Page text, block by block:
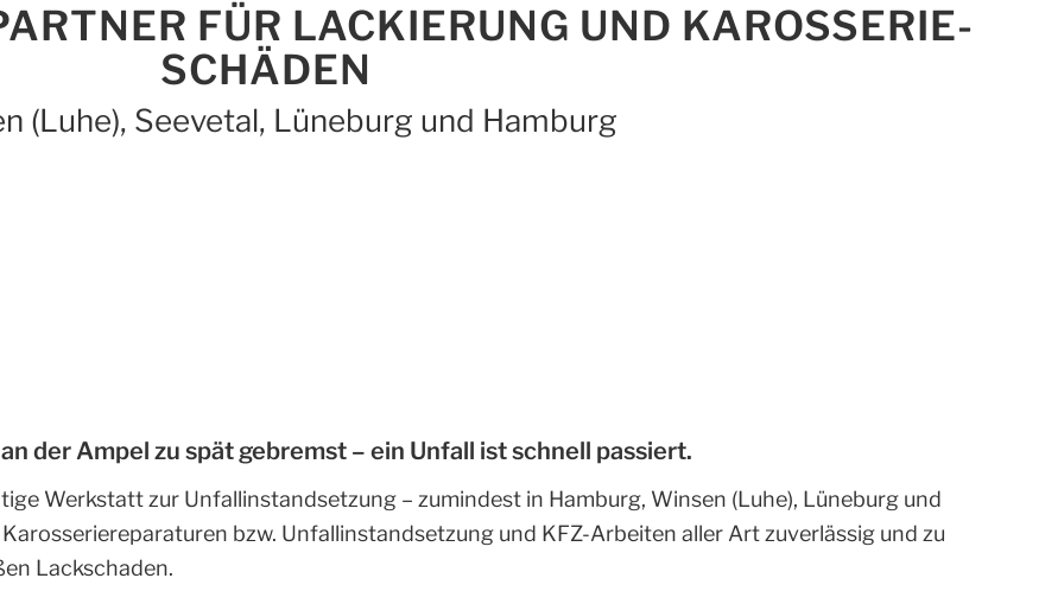
FÜR LACKIERUNG UND KAROSSERIE­
SCHÄDEN
(Luhe), Seevetal, Lüneburg und Hamburg
der Ampel zu spät gebremst – ein Unfall ist schnell passiert.
Werkstatt zur Unfallinstandsetzung – zumindest in Hamburg, Winsen (Luhe), Lüneburg und
bzw. Unfallinstandsetzung und KFZ-Arbeiten aller Art zuverlässig und zu
Lackschaden.